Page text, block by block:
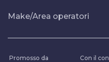
Make/Area operatori
Promosso da Con il